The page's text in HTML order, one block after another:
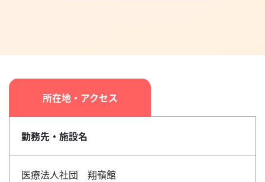
所在地・アクセス
勤務先・施設名
医療法人社団 翔嶺館